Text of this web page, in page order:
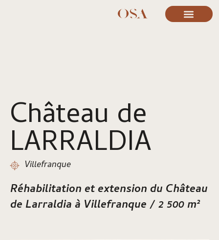
Château de
LARRALDIA
Villefranque
Réhabilitation et extension du Château
de Larraldia à Villefranque /2 500 m²